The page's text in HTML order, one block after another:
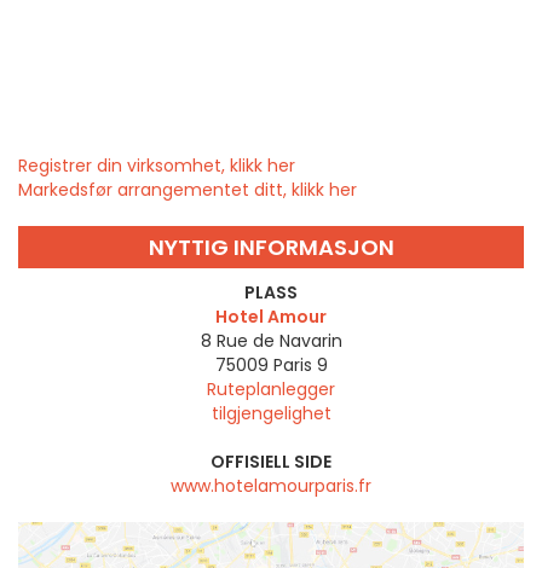
Registrer din virksomhet, klikk her
Markedsfør arrangementet ditt, klikk her
NYTTIG INFORMASJON
PLASS
Hotel Amour
8 Rue de Navarin
75009 Paris 9
Ruteplanlegger
tilgjengelighet
OFFISIELL SIDE
www.hotelamourparis.fr